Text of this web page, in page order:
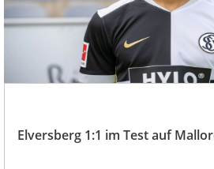
Elversberg 1:1 im Test auf